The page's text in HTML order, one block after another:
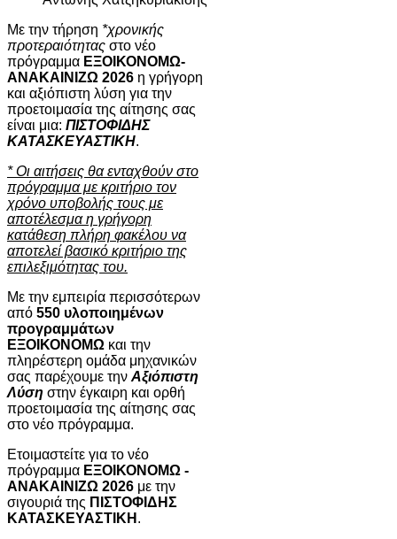
Με την τήρηση *χρονικής
προτεραιότητας στο νέο
πρόγραμμα ΕΞΟΙΚΟΝΟΜΩ-
ΑΝΑΚΑΙΝΙΖΩ 2026 η γρήγορη
και αξιόπιστη λύση για την
προετοιμασία της αίτησης σας
είναι μια: ΠΙΣΤΟΦΙΔΗΣ
ΚΑΤΑΣΚΕΥΑΣΤΙΚΗ.
* Οι αιτήσεις θα ενταχθούν στο
πρόγραμμα με κριτήριο τον
χρόνο υποβολής τους με
αποτέλεσμα η γρήγορη
κατάθεση πλήρη φακέλου να
αποτελεί βασικό κριτήριο της
επιλεξιμότητας του.
Με την εμπειρία περισσότερων
από 550 υλοποιημένων
προγραμμάτων
ΕΞΟΙΚΟΝΟΜΩ και την
πληρέστερη ομάδα μηχανικών
σας παρέχουμε την Αξιόπιστη
Λύση στην έγκαιρη και ορθή
προετοιμασία της αίτησης σας
στο νέο πρόγραμμα.
Ετοιμαστείτε για το νέο
πρόγραμμα ΕΞΟΙΚΟΝΟΜΩ -
ΑΝΑΚΑΙΝΙΖΩ 2026 με την
σιγουριά της ΠΙΣΤΟΦΙΔΗΣ
ΚΑΤΑΣΚΕΥΑΣΤΙΚΗ .